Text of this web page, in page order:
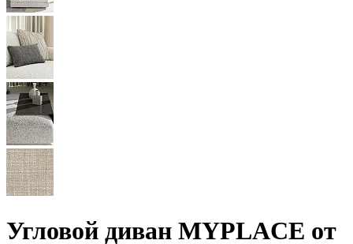
Угловой диван MYPLACE от